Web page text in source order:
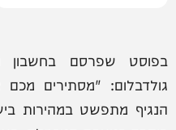
בפוסט שפרסם בחשבון
גולדבלום: "מסתירים
הנגיף מתפשט במהירות